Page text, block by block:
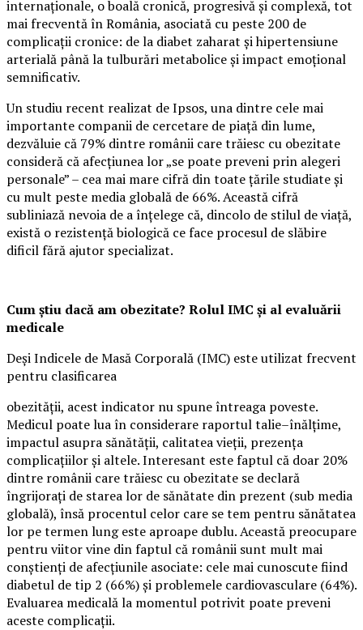
internaționale, o boală cronică, progresivă și complexă, tot
mai frecventă în România, asociată cu peste 200 de
complicații cronice: de la diabet zaharat și hipertensiune
arterială până la tulburări metabolice și impact emoțional
semnificativ.
Un studiu recent realizat de Ipsos, una dintre cele mai
importante companii de cercetare de piață din lume,
dezvăluie că 79% dintre românii care trăiesc cu obezitate
consideră că afecțiunea lor „se poate preveni prin alegeri
personale” – cea mai mare cifră din toate țările studiate și
cu mult peste media globală de 66%. Această cifră
subliniază nevoia de a înțelege că, dincolo de stilul de viață,
există o rezistență biologică ce face procesul de slăbire
dificil fără ajutor specializat.
Cum știu dacă am obezitate? Rolul IMC și al evaluării
medicale
Deși Indicele de Masă Corporală (IMC) este utilizat frecvent
pentru clasificarea
obezității, acest indicator nu spune întreaga poveste.
Medicul poate lua în considerare raportul talie–înălțime,
impactul asupra sănătății, calitatea vieții, prezența
complicațiilor și altele. Interesant este faptul că doar 20%
dintre românii care trăiesc cu obezitate se declară
îngrijorați de starea lor de sănătate din prezent (sub media
globală), însă procentul celor care se tem pentru sănătatea
lor pe termen lung este aproape dublu. Această preocupare
pentru viitor vine din faptul că românii sunt mult mai
conștienți de afecțiunile asociate: cele mai cunoscute fiind
diabetul de tip 2 (66%) și problemele cardiovasculare (64%).
Evaluarea medicală la momentul potrivit poate preveni
aceste complicații.